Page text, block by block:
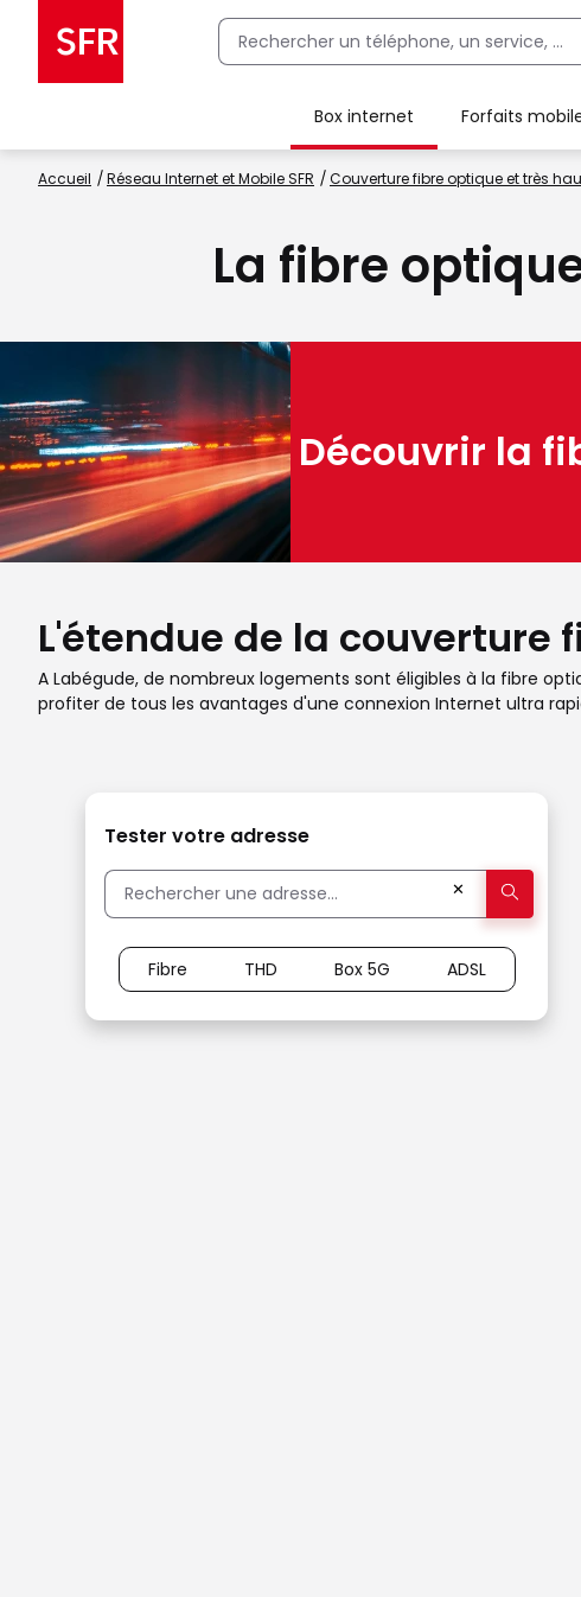
Box internet Forfaits
Accueil Réseau Internet et Mobile SFR Couverture fibre optique et très
La fibre
Découvrir la
L'étendue de la couverture
A Labégude, de nombreux logements sont éligibles à la fibre
profiter de tous les avantages d'une connexion Internet ultra
Tester votre adresse
✕
Fibre THD Box 5G ADSL